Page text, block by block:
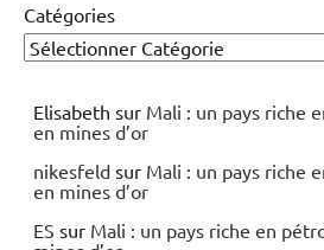
Catégories
Elisabeth sur Mali : un pays riche
en mines d’or
nikesfeld sur Mali : un pays riche
en mines d’or
ES sur Mali : un pays riche en